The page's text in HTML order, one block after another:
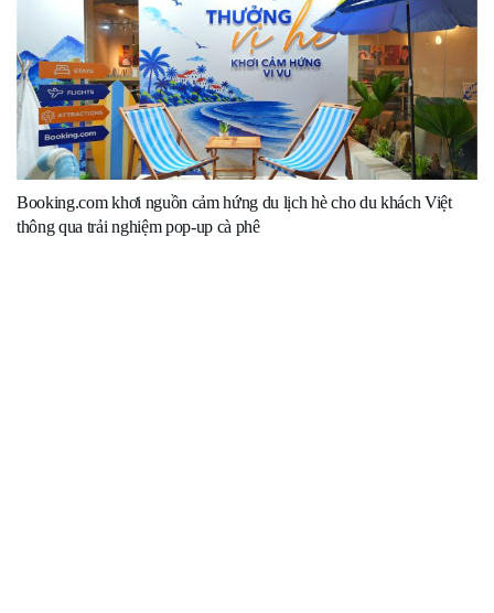
Booking.com khơi nguồn cảm hứng du lịch hè cho du khách Việt
thông qua trải nghiệm pop-up cà phê